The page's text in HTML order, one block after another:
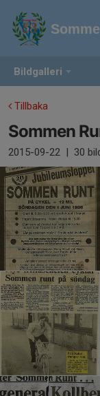
Bildgalleri
Tillbaka
Sommen
2015-09-22 | 30